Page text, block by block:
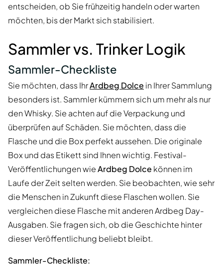
entscheiden, ob Sie frühzeitig handeln oder warten
möchten, bis der Markt sich stabilisiert.
Sammler vs. Trinker Logik
Sammler-Checkliste
Sie möchten, dass IhrArdbeg Dolce in Ihrer Sammlung
besonders ist. Sammler kümmern sich um mehr als nur
den Whisky. Sie achten auf die Verpackung und
überprüfen auf Schäden. Sie möchten, dass die
Flasche und die Box perfekt aussehen. Die originale
Box und das Etikett sind Ihnen wichtig. Festival-
Veröffentlichungen wieArdbeg Dolce können im
Laufe der Zeit selten werden. Sie beobachten, wie sehr
die Menschen in Zukunft diese Flaschen wollen. Sie
vergleichen diese Flasche mit anderen Ardbeg Day-
Ausgaben. Sie fragen sich, ob die Geschichte hinter
dieser Veröffentlichung beliebt bleibt.
Sammler-Checkliste: